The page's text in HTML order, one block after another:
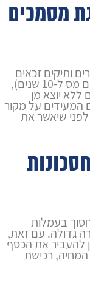
מסמכים
ותיקים זכאים
להטבות מס משמעותיות (כמו פטור מדיווח ותשלום מס ל-10 שנים),
ללא יוצא מן
המעידים על מקור
שיאשר את
בעמלות
גדולה. עם זאת,
להעביר את הכסף
המחיה, רכישת